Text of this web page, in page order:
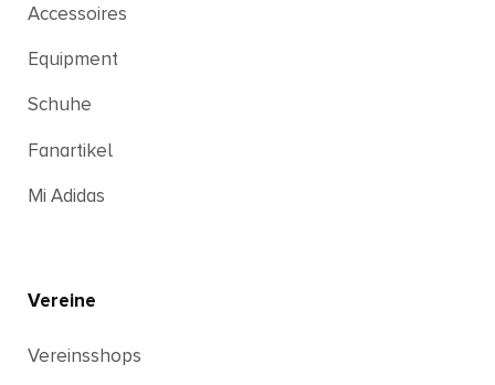
Accessoires
Equipment
Schuhe
Fanartikel
Mi Adidas
Vereine
Vereinsshops